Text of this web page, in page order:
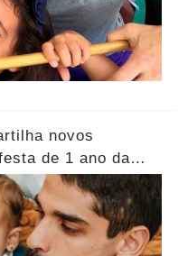
novos
de 1 ano da